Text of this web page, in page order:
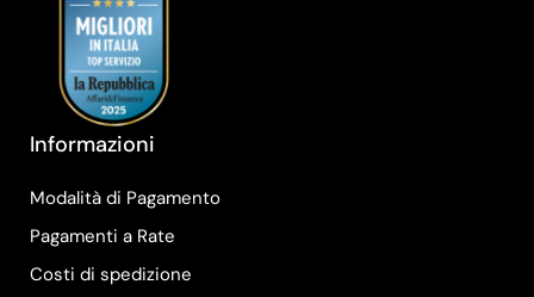
Informazioni
Modalità di Pagamento
Pagamenti a Rate
Costi di spedizione